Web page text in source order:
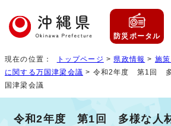
防災ポータル
現在の位置： トップページ > 県政情報 > 施
に関する万国津梁会議 > 令和2年度 第1回 多
国津梁会議
令和2年度 第1回 多様な人